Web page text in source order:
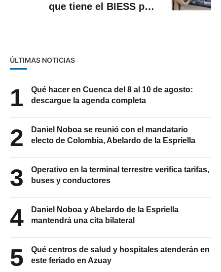
que tiene el BIESS para
ÚLTIMAS NOTICIAS
1
Qué hacer en Cuenca del 8 al 10 de agosto:
descargue la agenda completa
2
Daniel Noboa se reunió con el mandatario
electo de Colombia, Abelardo de la Espriella
3
Operativo en la terminal terrestre verifica tarifas,
buses y conductores
4
Daniel Noboa y Abelardo de la Espriella
mantendrá una cita bilateral
5
Qué centros de salud y hospitales atenderán en
este feriado en Azuay